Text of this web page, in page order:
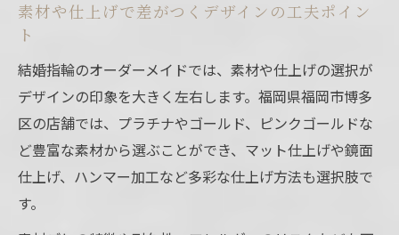
素材や仕上げで差がつくデザインの工夫ポイン
ト
結婚指輪のオーダーメイドでは、素材や仕上げの選択が
デザインの印象を大きく左右します。福岡県福岡市博多
区の店舗では、プラチナやゴールド、ピンクゴールドな
ど豊富な素材から選ぶことができ、マット仕上げや鏡面
仕上げ、ハンマー加工など多彩な仕上げ方法も選択肢で
す。